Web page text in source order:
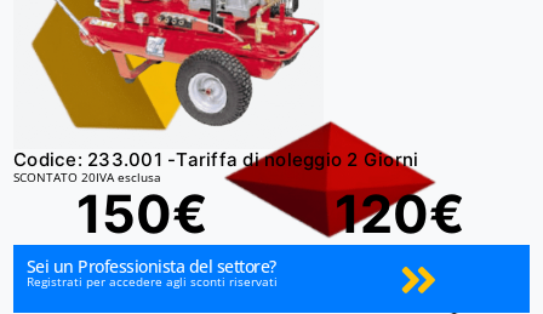
Codice: 233.001 -Tariffa di noleggio 2 Giorni
SCONTATO 20IVA esclusa
150€ 120€
Sei un Professionista del settore?
Registrati per accedere agli sconti riservati